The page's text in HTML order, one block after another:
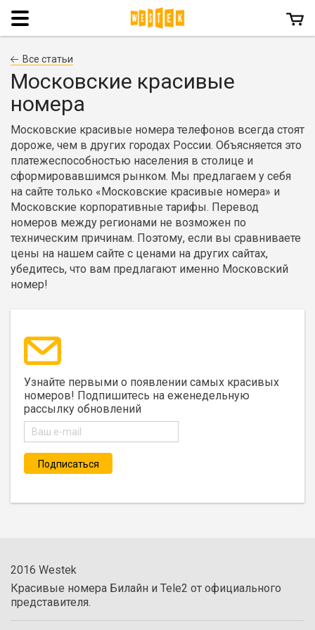
Все статьи
Московские красивые
номера
Московские красивые номера телефонов всегда стоят
дороже, чем в других городах России. Объясняется это
платежеспособностью населения в столице и
сформировавшимся рынком. Мы предлагаем у себя
на сайте только «Московские красивые номера» и
Московские корпоративные тарифы. Перевод
номеров между регионами не возможен по
техническим причинам. Поэтому, если вы сравниваете
цены на нашем сайте с ценами на других сайтах,
убедитесь, что вам предлагают именно Московский
номер!
Узнайте первыми о появлении самых красивых
номеров! Подпишитесь на еженедельную
рассылку обновлений
2016 Westek
Красивые номера Билайн и Tele2 от официального
представителя.